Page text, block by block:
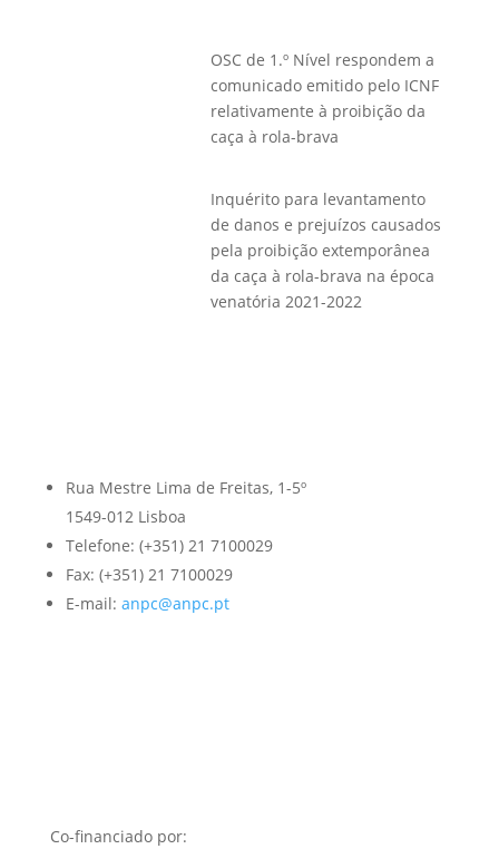
OSC de 1.º Nível respondem a
comunicado emitido pelo ICNF
relativamente à proibição da
caça à rola-brava
Inquérito para levantamento
de danos e prejuízos causados
pela proibição extemporânea
da caça à rola-brava na época
venatória 2021-2022
Rua Mestre Lima de Freitas, 1-5º
1549-012 Lisboa
Telefone: (+351) 21 7100029
Fax: (+351) 21 7100029
E-mail: anpc@anpc.pt
Co-financiado por: